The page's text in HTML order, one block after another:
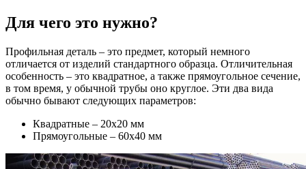
Для чего это нужно?
Профильная деталь – это предмет, который немного
отличается от изделий стандартного образца. Отличительная
особенность – это квадратное, а также прямоугольное сечение,
в том время, у обычной трубы оно круглое. Эти два вида
обычно бывают следующих параметров:
Квадратные – 20х20 мм
Прямоугольные – 60х40 мм